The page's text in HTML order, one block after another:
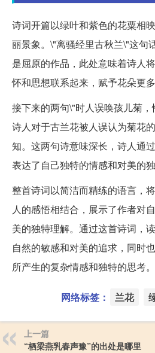
诗词开篇以绿叶和紫色的花粟相
丽景象。\"离骚经里古秋兰\"这句
是屈原的作品，此处意味着诗人
怀和思想联系起来，赋予花朵更多
接下来的两句\"时人误唤孩儿菊
诗人对于古兰花被人误认为菊花
知。这两句诗意味深长，诗人通
表达了自己独特的情感和对美的独
整首诗词以简洁而精练的语言，
人的感悟相结合，展示了作者对
美的独特理解。通过这首诗词，
自然的敏感和对美的追求，同时
所产生的复杂情感和独特的思考。
网络标签： 兰花
上一篇
“栖梁燕乳春声豫”的出处是哪里